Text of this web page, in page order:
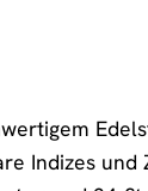
Indizes und